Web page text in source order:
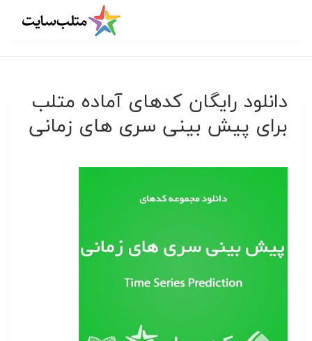
دانلود رایگان کدهای آماده متلب
برای پیش بینی سری های زمانی